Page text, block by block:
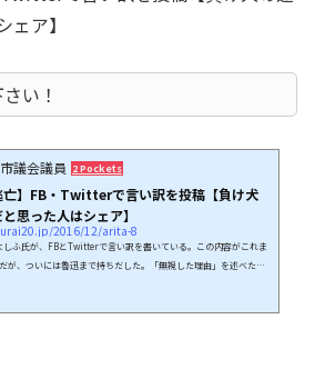
ア】
い！
議会議員 2 Pockets
亡】FB・Twitterで言い訳を投稿【負け犬
思った人はシェア】
2016/12/arita-8
しふ氏が、FBとTwitterで言い訳を書いている。この内容がこれま
が、ついには魯迅まで持ちだした。「無視した理由」を述べたわ